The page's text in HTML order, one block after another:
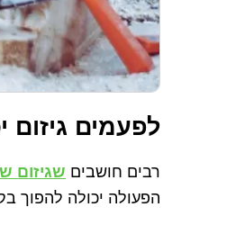
לפעמים גיזום
רבים חושבים שגיזום
הפעולה יכולה להפוך